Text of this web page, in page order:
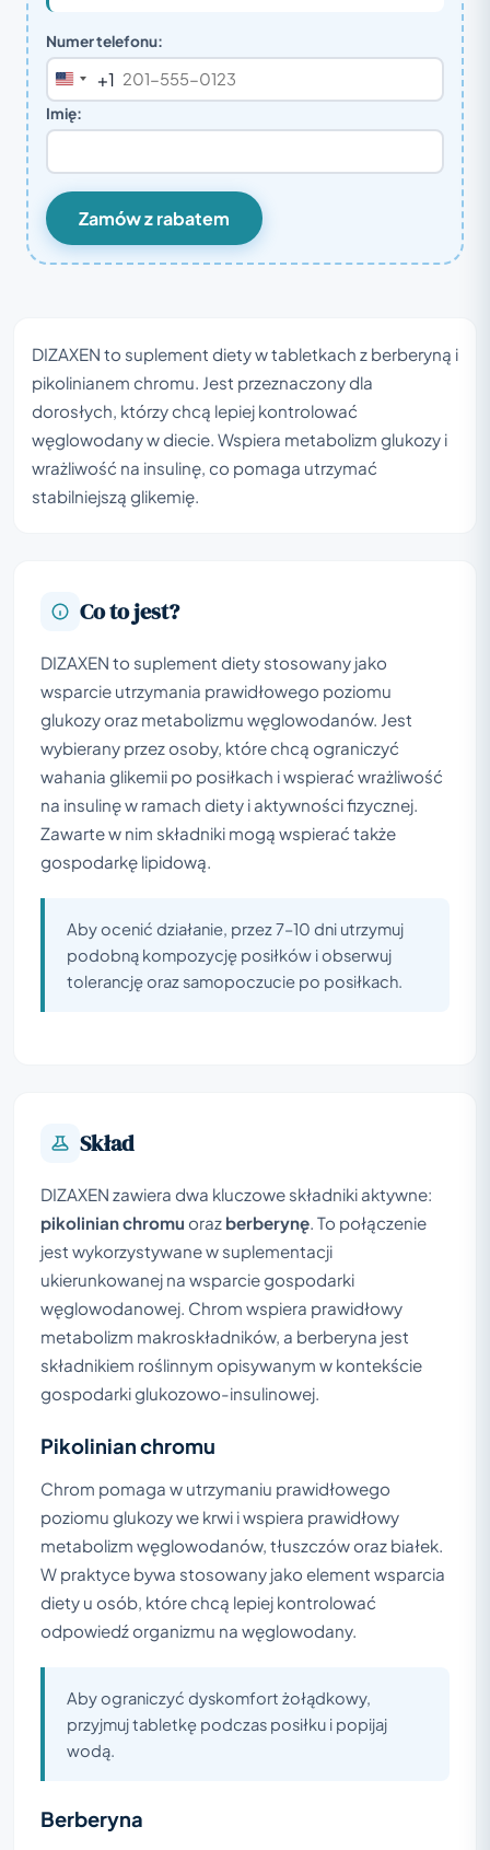
Numer telefonu:
United
States
+1
Imię:
Zamów z rabatem
DIZAXEN to suplement diety w tabletkach z berberyną i
pikolinianem chromu. Jest przeznaczony dla
dorosłych, którzy chcą lepiej kontrolować
węglowodany w diecie. Wspiera metabolizm glukozy i
wrażliwość na insulinę, co pomaga utrzymać
stabilniejszą glikemię.
Co to jest?
DIZAXEN to suplement diety stosowany jako
wsparcie utrzymania prawidłowego poziomu
glukozy oraz metabolizmu węglowodanów. Jest
wybierany przez osoby, które chcą ograniczyć
wahania glikemii po posiłkach i wspierać wrażliwość
na insulinę w ramach diety i aktywności fizycznej.
Zawarte w nim składniki mogą wspierać także
gospodarkę lipidową.
Aby ocenić działanie, przez 7–10 dni utrzymuj
podobną kompozycję posiłków i obserwuj
tolerancję oraz samopoczucie po posiłkach.
Skład
DIZAXEN zawiera dwa kluczowe składniki aktywne:
pikolinian chromu oraz berberynę . To połączenie
jest wykorzystywane w suplementacji
ukierunkowanej na wsparcie gospodarki
węglowodanowej. Chrom wspiera prawidłowy
metabolizm makroskładników, a berberyna jest
składnikiem roślinnym opisywanym w kontekście
gospodarki glukozowo-insulinowej.
Pikolinian chromu
Chrom pomaga w utrzymaniu prawidłowego
poziomu glukozy we krwi i wspiera prawidłowy
metabolizm węglowodanów, tłuszczów oraz białek.
W praktyce bywa stosowany jako element wsparcia
diety u osób, które chcą lepiej kontrolować
odpowiedź organizmu na węglowodany.
Aby ograniczyć dyskomfort żołądkowy,
przyjmuj tabletkę podczas posiłku i popijaj
wodą.
Berberyna